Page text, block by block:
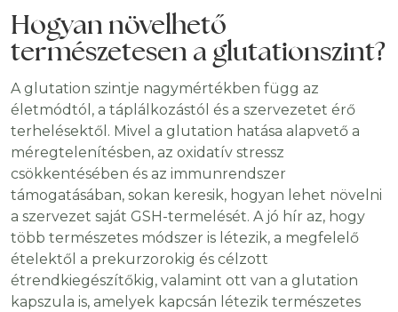
Hogyan növelhető
természetesen a glutationszint?
A glutation szintje nagymértékben függ az
életmódtól, a táplálkozástól és a szervezetet érő
terhelésektől. Mivel a glutation hatása alapvető a
méregtelenítésben, az oxidatív stressz
csökkentésében és az immunrendszer
támogatásában, sokan keresik, hogyan lehet növelni
a szervezet saját GSH-termelését. A jó hír az, hogy
több természetes módszer is létezik, a megfelelő
ételektől a prekurzorokig és célzott
étrendkiegészítőkig, valamint ott van a glutation
kapszula is, amelyek kapcsán létezik természetes